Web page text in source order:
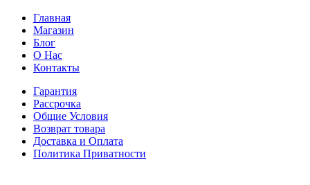
Главная
Магазин
Блог
О Нас
Контакты
Гарантия
Рассрочка
Общие Условия
Возврат товара
Доставка и Оплата
Политика Приватности